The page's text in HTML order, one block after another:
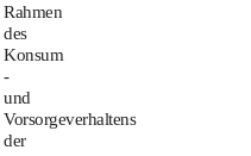
Rahmen
des
Konsum
-
und
Vorsorgeverhaltens
der